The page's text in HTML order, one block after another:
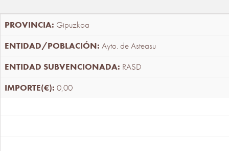
Gipuzkoa
Ayto. de Asteasu
RASD
0,00